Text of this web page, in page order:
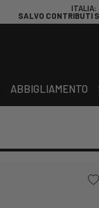
ITALIA:
SALVO CONTRIBUTI
ABBIGLIAMENTO